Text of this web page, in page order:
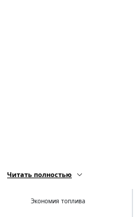
Читать полностью
Экономия топлива